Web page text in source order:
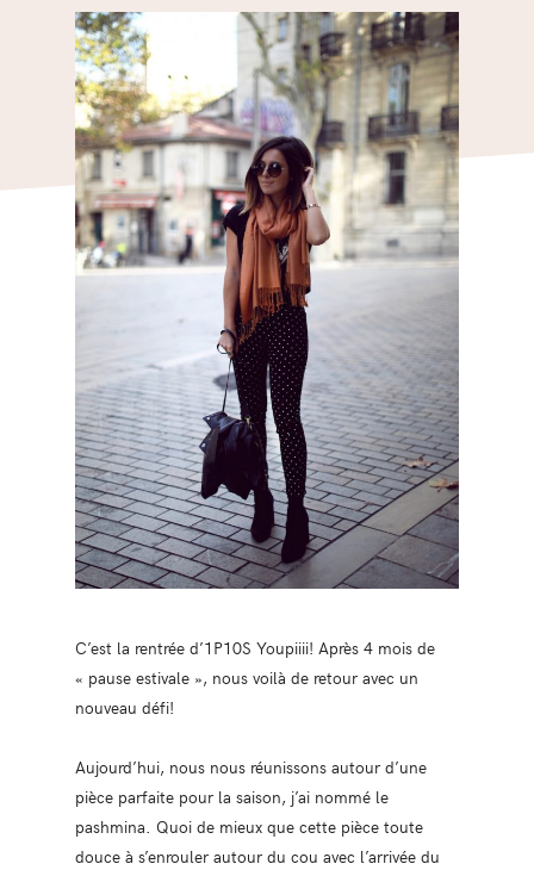
C’est la rentrée d’1P10S Youpiiii! Après 4 mois de
« pause estivale », nous voilà de retour avec un
nouveau défi!
Aujourd’hui, nous nous réunissons autour d’une
pièce parfaite pour la saison, j’ai nommé le
pashmina. Quoi de mieux que cette pièce toute
douce à s’enrouler autour du cou avec l’arrivée du